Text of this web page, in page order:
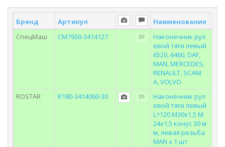
Бренд Артикул Наименование
СпецМаш
СМ7930-3414127
Наконечник рул
евой тяги левый
6520, 6460, DAF,
MAN, MERCEDES,
RENAULT, SCANI
A, VOLVO
ROSTAR
R180-3414060-30
Наконечник рул
евой тяги левый
L=120 M30x1,5 M
24x1,5 конус 30 м
м, левая резьба
MAN x 1 шт